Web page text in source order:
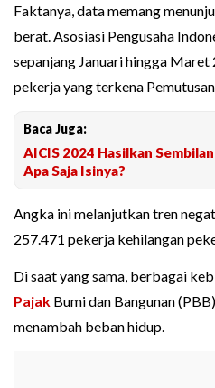
Faktanya, data memang
berat. Asosiasi Pengusaha
sepanjang Januari hingga Maret
pekerja yang terkena
Baca Juga:
AICIS 2024 Hasilkan
Apa Saja Isinya?
Angka ini melanjutkan tren
257.471 pekerja kehilangan
Di saat yang sama, berbagai
Pajak Bumi dan Bangunan
menambah beban hidup.